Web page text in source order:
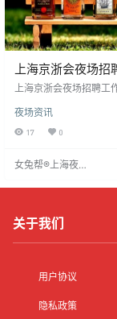
上海京浙会夜场招
需能力分析
上海京浙会夜场招聘工
际交往能力是基础，包
听技巧和责任心，以建
需求，并有效管理应聘
展工作，为企业吸引优
夜场资讯
17 0
女兔帮®上海夜场
关于我们
用户协议
隐私政策